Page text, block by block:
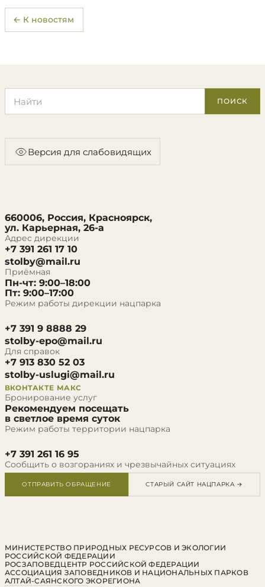
← К новостям
ПОИСК
Версия для слабовидящих
660006, Россия, Красноярск,
ул. Карьерная, 26-а
Адрес дирекции
+7 391 261 17 10
stolby@mail.ru
Приёмная
Пн-чт: 9:00–18:00
Пт: 9:00–17:00
Режим работы дирекции нацпарка
+7 391 9 8888 29
stolby-epo@mail.ru
Для справок
+7 913 830 52 03
stolby-uslugi@mail.ru
ВКОНТАКТЕ МАКС
Бронирование услуг
Рекомендуем посещать
в светлое время суток
Режим работы территории нацпарка
+7 391 261 16 95
Сообщить о возгораниях и чрезвычайных ситуациях
ОТПРАВИТЬ ОБРАЩЕНИЕ СТАРЫЙ САЙТ НАЦПАРКА →
МИНИСТЕРСТВО ПРИРОДНЫХ РЕСУРСОВ И ЭКОЛОГИИ
РОССИЙСКОЙ ФЕДЕРАЦИИ
РОСЗАПОВЕДЦЕНТР РОССИЙСКОЙ ФЕДЕРАЦИИ
АССОЦИАЦИЯ ЗАПОВЕДНИКОВ И НАЦИОНАЛЬНЫХ ПАРКОВ
АЛТАЙ-САЯНСКОГО ЭКОРЕГИОНА